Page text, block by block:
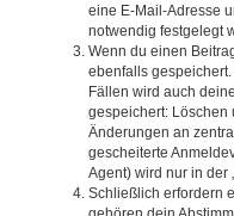
eine E-Mail-Adresse
notwendig festgelegt
Wenn du einen
ebenfalls
Fällen wird auch
gespeichert: Löschen
Änderungen an
gescheiterte
Agent) wird nur in der
Schließlich erfordern